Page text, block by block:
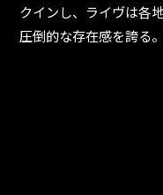
クインし、ライヴは各
圧倒的な存在感を誇る。